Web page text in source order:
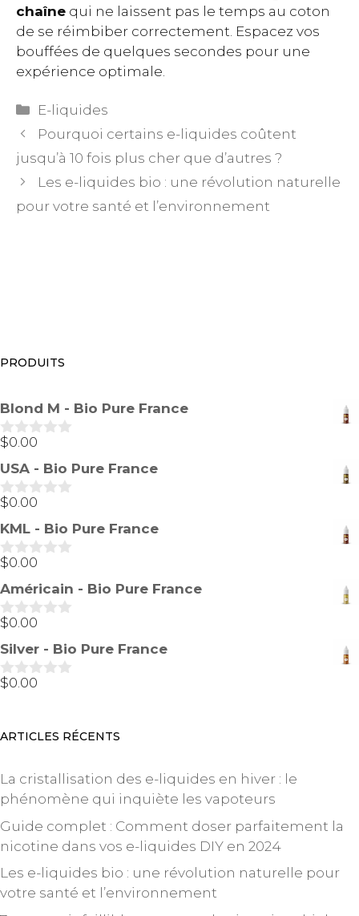
chaîne qui ne laissent pas le temps au coton
de se réimbiber correctement. Espacez vos
bouffées de quelques secondes pour une
expérience optimale.
Catégories
E-liquides
Pourquoi certains e-liquides coûtent
jusqu’à 10 fois plus cher que d’autres ?
Les e-liquides bio : une révolution naturelle
pour votre santé et l’environnement
PRODUITS
Blond M - Bio Pure France
0
u
r
5
$0.00
USA - Bio Pure France
0
u
r
5
$0.00
KML - Bio Pure France
0
u
r
5
$0.00
Américain - Bio Pure France
0
s
u
r
5
$0.00
Silver - Bio Pure France
0
5
$0.00
ARTICLES RÉCENTS
La cristallisation des e-liquides en hiver : le
phénomène qui inquiète les vapoteurs
Guide complet : Comment doser parfaitement la
nicotine dans vos e-liquides DIY en 2024
Les e-liquides bio : une révolution naturelle pour
votre santé et l’environnement